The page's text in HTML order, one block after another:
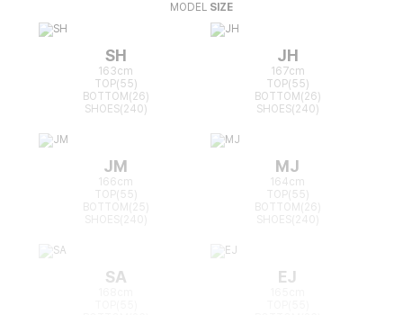
MODEL SIZE
SH
163cm
TOP(55)
BOTTOM(26)
SHOES(240)
JH
167cm
TOP(55)
BOTTOM(26)
SHOES(240)
JM
166cm
TOP(55)
BOTTOM(25)
MJ
164cm
TOP(55)
BOTTOM(26)
SA EJ